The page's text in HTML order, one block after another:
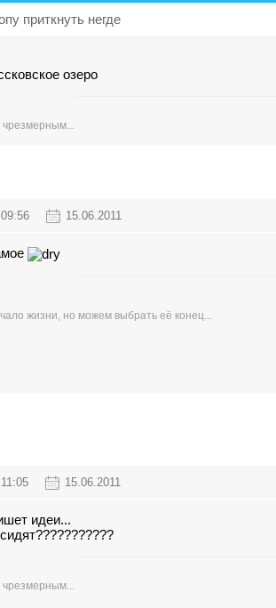
приткнуть негде
озеро
09:56 15.06.2011
жизни, но можем выбрать её конец...
11:05 15.06.2011
идеи...